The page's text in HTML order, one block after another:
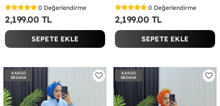
0 Değerlendirme
2,199.00 TL
SEPETE EKLE
0 Değerlendirme
2,199.00 TL
SEPETE EKLE
KARGO
BEDAVA
KARGO
BEDAVA